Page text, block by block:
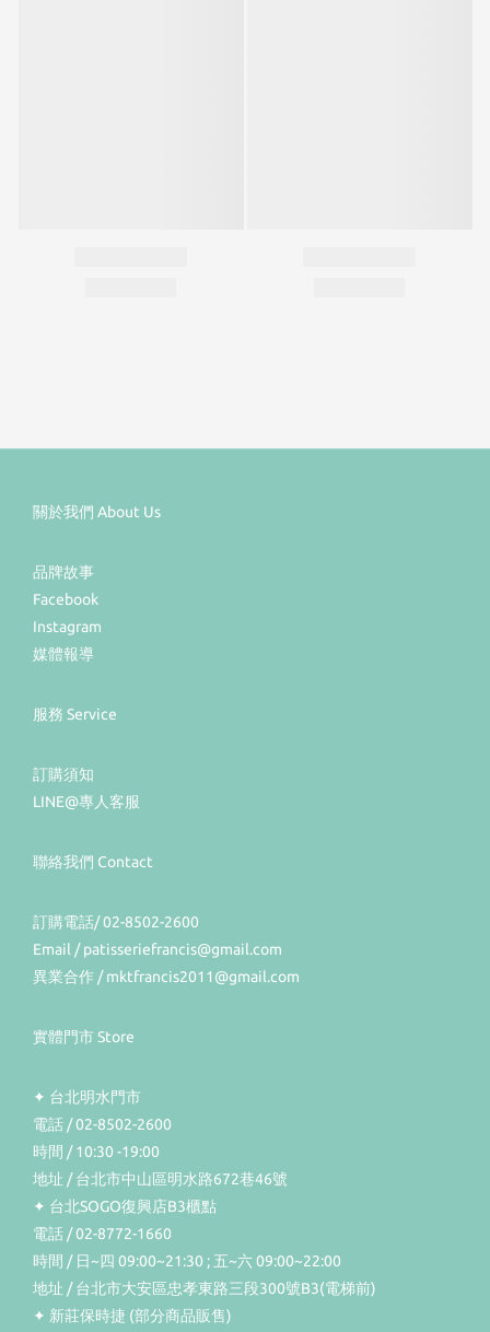
關於我們 About Us
品牌故事
Facebook
Instagram
媒體報導
服務 Service
訂購須知
LINE@專人客服
聯絡我們 Contact
訂購電話/ 02-8502-2600
Email / patisseriefrancis@gmail.com
異業合作 / mktfrancis2011@gmail.com
實體門市 Store
✦ 台北明水門市
電話 / 02-8502-2600
時間 / 10:30 -19:00
地址 / 台北市中山區明水路672巷46號
✦ 台北SOGO復興店B3櫃點
電話 / 02-8772-1660
時間 / 日~四 09:00~21:30 ; 五~六 09:00~22:00
地址 / 台北市大安區忠孝東路三段300號B3(電梯前)
✦ 新莊保時捷 (部分商品販售)